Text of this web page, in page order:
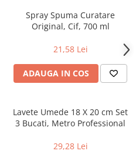
Spray Spuma Curatare
Original, Cif, 700 ml
21,58 Lei
ADAUGA IN COS
Lavete Umede 18 X 20 cm Set
3 Bucati, Metro Professional
29,28 Lei